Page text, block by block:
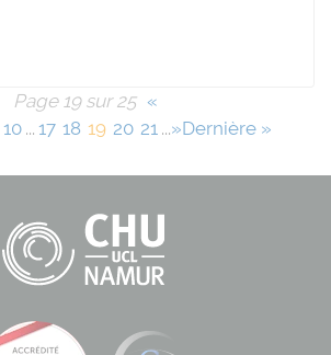
Page 19 sur 25 «
10 ... 17 18 19 20 21 ...»Dernière »